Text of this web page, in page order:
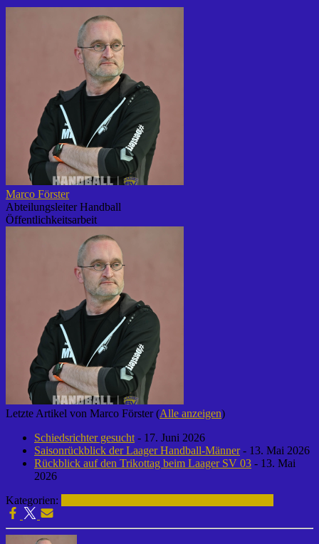
Marco Förster
Abteilungsleiter Handball
Öffentlichkeitsarbeit
Letzte Artikel von Marco Förster(Alle anzeigen)
Schiedsrichter gesucht - 17. Juni 2026
Saisonrückblick der Laager Handball-Männer- 13. Mai 2026
Rückblick auf den Trikottag beim Laager SV 03 - 13. Mai
2026
Kategorien: